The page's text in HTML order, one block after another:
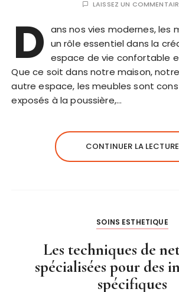
LAISSEZ UN
D ans nos vies modernes, les
un rôle essentiel dans la
espace de vie confortable
Que ce soit dans notre maison,
autre espace, les meubles sont
exposés à la poussière,…
CONTINUER LA LECTURE
SOINS ESTHETIQUE
Les techniques de
spécialisées pour des
spécifiques